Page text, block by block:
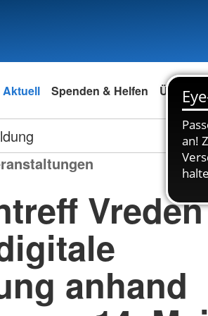
Aktuell Spenden & Helfen Über uns
Vreden
anhand